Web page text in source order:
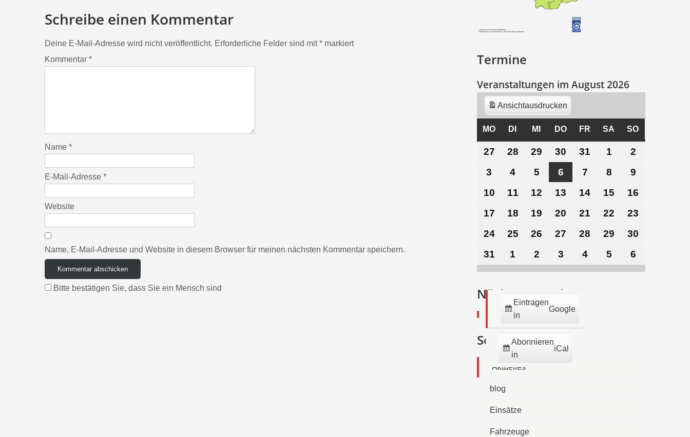
Schreibe einen Kommentar
Deine E-Mail-Adresse wird nicht veröffentlicht. Erforderliche Felder sind mit* markiert
Kommentar *
Name *
E-Mail-Adresse *
Website
Name, E-Mail-Adresse und Website in diesem Browser für meinen nächsten Kommentar speichern.
Bitte bestätigen Sie, dass Sie ein Mensch sind
Termine
Veranstaltungen im August 2026
Ansichtausdrucken
MOMONTAG
DI DIENSTAG
MI MITTWOCH
DODONNERSTAG
FR FREITAG
SA SAMSTAG
SO
27 27.28 28.
Juli
29 29.
Juli
2026
30 30.
Juli
2026
31
Juli
1
August
2
3
August
4
August
5
August
6
August
7
August
8
August
9
August
10 10.
August
11 11.
August
12 12.
August
13 13.
August
14 14.
August
15 15.
August
16
17 17.
August
18 18.
August
19 19.
August
20 20.
August
21 21.
August
22 22.
August
23
2424.
August
2026
25 25.
August
2026
26 26.
August
2026
27 27.
August
2026
28 28.
August
2026
29 29.
August
2026
30
2026
31
August
1
September
2
September
3
September
44.
September
5
September
6
September
Eintragen
in
Google
Abonnieren
in
iCal
Nächste Termine:
Seiten
Aktuelles
blog
Einsätze
Fahrzeuge